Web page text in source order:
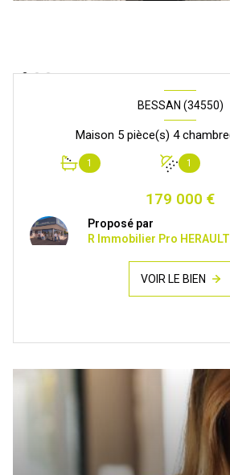
BESSAN (34550)
1 1
179 000 €
Proposé par
R Immobilier Pro HERAULT
VOIR LE BIEN